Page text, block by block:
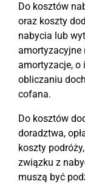
Do kosztów
oraz koszty
nabycia lub
amortyzacyjne
amortyzacje, o
obliczaniu
cofana.
Do kosztów
doradztwa,
koszty
związku z
muszą być